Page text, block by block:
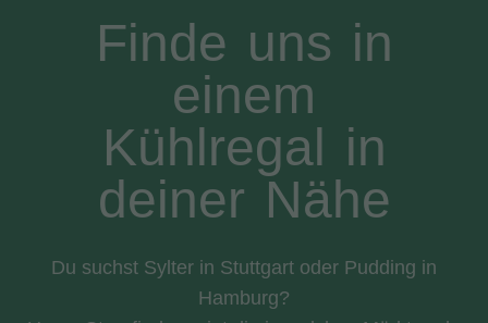
Finde uns in
einem
Kühlregal in
deiner Nähe
Du suchst Sylter in Stuttgart oder Pudding in
Hamburg?